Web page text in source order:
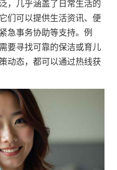
，几乎涵盖了日常生活的
们可以提供生活资讯、便
急事务协助等支持。例
要寻找可靠的保洁或育儿
动态，都可以通过热线获